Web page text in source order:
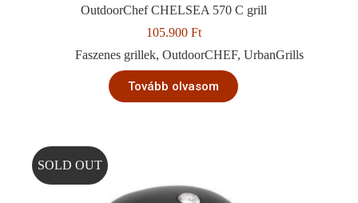
OutdoorChef CHELSEA 570 C grill
105.900 Ft
Faszenes grillek,OutdoorCHEF,UrbanGrills
Tovább olvasom
SOLD OUT